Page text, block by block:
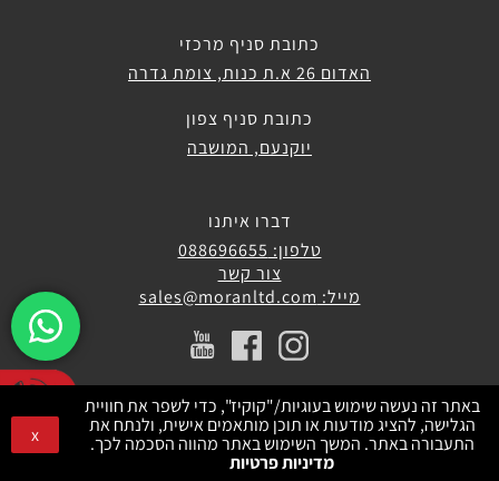
כתובת סניף מרכזי
האדום 26 א.ת כנות, צומת גדרה
כתובת סניף צפון
יוקנעם, המושבה
דברו איתנו
טלפון: 088696655
צור קשר
מייל: sales@moranltd.com
באתר זה נעשה שימוש בעוגיות/"קוקיז", כדי לשפר את חוויית
הגלישה, להציג מודעות או תוכן מותאמים אישית, ולנתח את
התעבורה באתר. המשך השימוש באתר מהווה הסכמה לכך.
מדיניות פרטיות
x